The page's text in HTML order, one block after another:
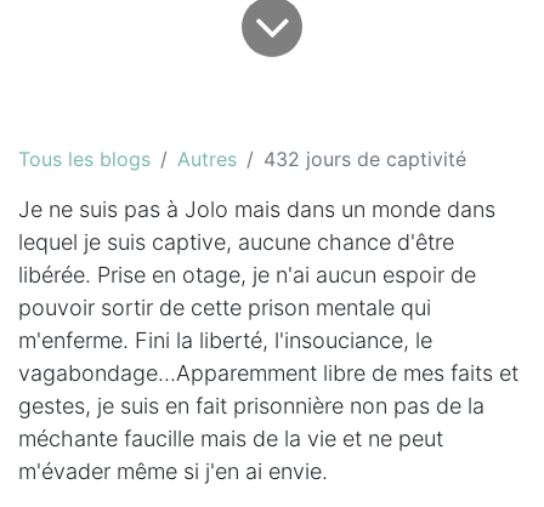
Tous les blogs Autres 432 jours de captivité
Je ne suis pas à Jolo mais dans un monde dans
lequel je suis captive, aucune chance d'être
libérée. Prise en otage, je n'ai aucun espoir de
pouvoir sortir de cette prison mentale qui
m'enferme. Fini la liberté, l'insouciance, le
vagabondage...Apparemment libre de mes faits et
gestes, je suis en fait prisonnière non pas de la
méchante faucille mais de la vie et ne peut
m'évader même si j'en ai envie.